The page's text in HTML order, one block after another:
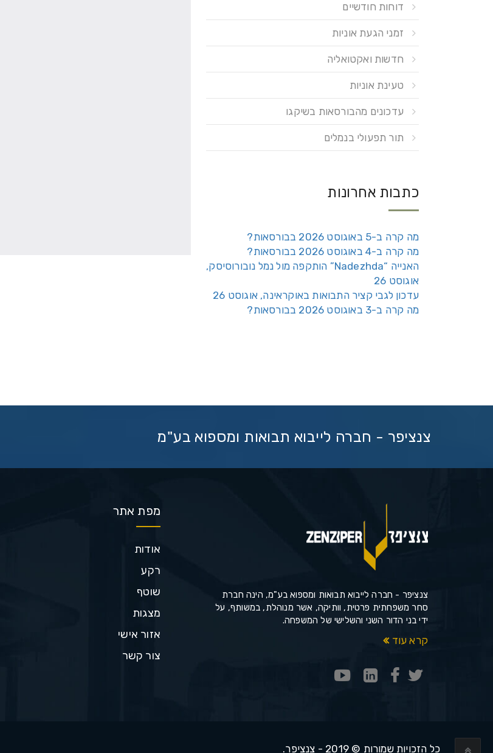
דוחות חודשיים
זמני הגעת אוניות
חדשות ואקטואליה
טעינת אוניות
עדכונים מהבורסאות בשיקגו
תור תפעולי בנמלים
כתבות אחרונות
מה קרה ב-5 באוגוסט 2026 בבורסאות?
מה קרה ב-4 באוגוסט 2026 בבורסאות?
האנייה “Nadezhda” הותקפה מול נמל נובורוסיסק,
אוגוסט 26
עדכון לגבי קציר התבואות באוקראינה, אוגוסט 26
מה קרה ב-3 באוגוסט 2026 בבורסאות?
צנציפר - חברה לייבוא תבואות ומספוא בע"מ
צנציפר - חברה לייבוא תבואות ומספוא בע"מ, הינה חברת
סחר משפחתית פרטית, וותיקה, אשר מנוהלת, במשותף, על
ידי בני הדור השני והשלישי של המשפחה.
קרא עוד
מפת אתר
אודות
רקע
שוטף
מצגות
אזור אישי
צור קשר
כל הזכויות שמורות © 2019 - צנציפר.